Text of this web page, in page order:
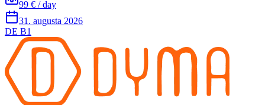
99 € / day
31. augusta 2026
DE B1